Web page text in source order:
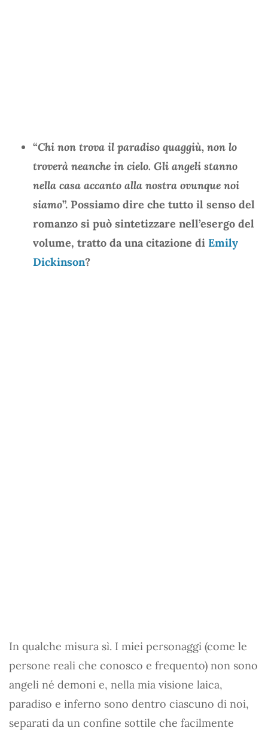
“Chi non trova il paradiso quaggiù, non lo
troverà neanche in cielo. Gli angeli stanno
nella casa accanto alla nostra ovunque noi
siamo”. Possiamo dire che tutto il senso del
romanzo si può sintetizzare nell’esergo del
volume, tratto da una citazione di Emily
Dickinson?
In qualche misura sì. I miei personaggi (come le
persone reali che conosco e frequento) non sono
angeli né demoni e, nella mia visione laica,
paradiso e inferno sono dentro ciascuno di noi,
separati da un confine sottile che facilmente